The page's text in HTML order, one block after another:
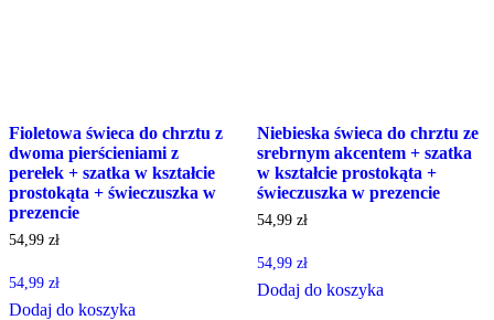
Fioletowa świeca do chrztu z
dwoma pierścieniami z
perełek + szatka w kształcie
prostokąta + świeczuszka w
prezencie
54,99 zł
54,99 zł
Dodaj do koszyka
Niebieska świeca do chrztu ze
srebrnym akcentem + szatka
w kształcie prostokąta +
świeczuszka w prezencie
54,99 zł
54,99 zł
Dodaj do koszyka